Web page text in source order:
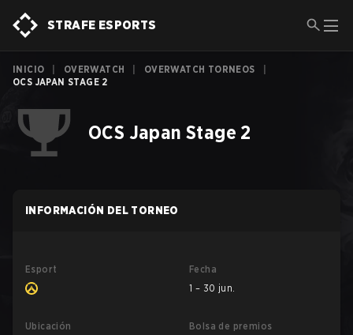
STRAFE ESPORTS
INICIO OVERWATCH OVERWATCH TORNEOS
OCS JAPAN STAGE 2
OCS Japan Stage 2
INFORMACIÓN DEL TORNEO
Esport
Fecha
1 – 30 jun.
Ubicación
Bolsa de premios